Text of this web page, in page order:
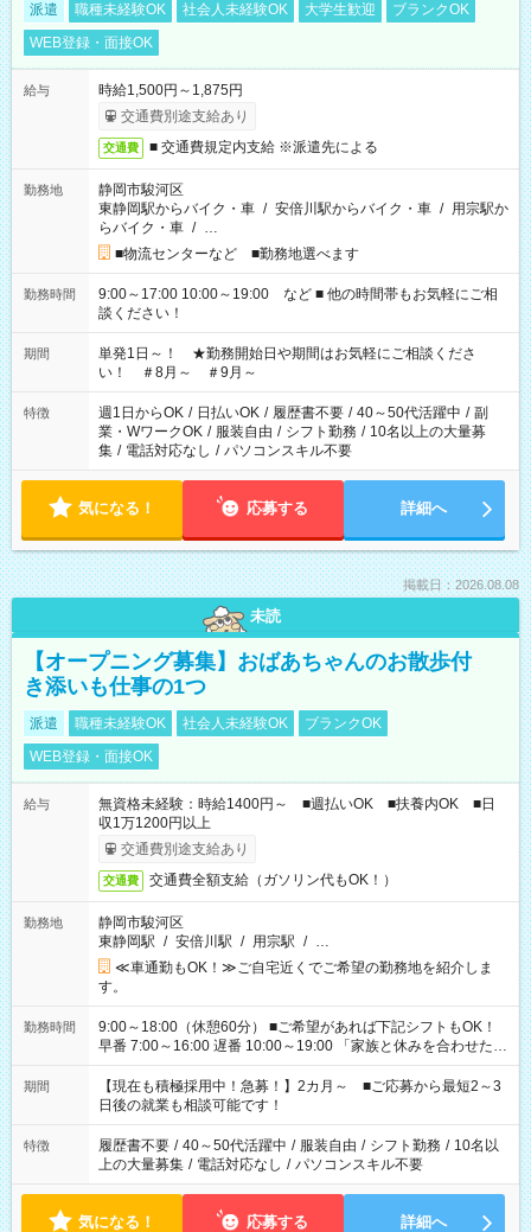
派遣 職種未経験OK 社会人未経験OK 大学生歓迎
ブランクOK
WEB登録・面接OK
給与
時給1,500円～1,875円
交通費別途支給あり
交通費 ■ 交通費規定内支給 ※派遣先による
勤務地
静岡市駿河区
東静岡駅からバイク・車 / 安倍川駅からバイク・車 / 用宗駅か
らバイク・車 / …
■物流センターなど ■勤務地選べます
勤務時間
9:00～17:00 10:00～19:00 など ■ 他の時間帯もお気軽にご相
談ください！
期間
単発1日～！ ★勤務開始日や期間はお気軽にご相談くださ
い！ ＃8月～ ＃9月～
特徴 週1日からOK / 日払いOK / 履歴書不要 / 40～50代活躍中 / 副
業・WワークOK / 服装自由 / シフト勤務 / 10名以上の大量募
集 / 電話対応なし / パソコンスキル不要
気になる！ 応募する 詳細へ
掲載日：2026.08.08
未読
【オープニング募集】おばあちゃんのお散歩付
き添いも仕事の1つ
派遣 職種未経験OK 社会人未経験OK
ブランクOK
WEB登録・面接OK
給与
無資格未経験：時給1400円～ ■週払いOK ■扶養内OK ■日
収1万1200円以上
交通費別途支給あり
交通費 交通費全額支給（ガソリン代もOK！）
勤務地
静岡市駿河区
東静岡駅 / 安倍川駅 / 用宗駅 / …
≪車通勤もOK！≫ご自宅近くでご希望の勤務地を紹介しま
す。
勤務時間
9:00～18:00（休憩60分） ■ご希望があれば下記シフトもOK！
早番 7:00～16:00 遅番 10:00～19:00 「家族と休みを合わせた
い」 「余裕を持って夕飯の準備がしたい」 「できれば残業はし
たくない」 など、ご希望を教えてくださいね。 ※Wワーク希望
の方へ 今ご覧のお仕事で希望する勤務時間と、もう1つのお仕事
の勤務時間。 合計で週40時間を超える場合は応募できません。
期間
【現在も積極採用中！急募！】2カ月～ ■ご応募から最短2～3
日後の就業も相談可能です！
特徴 履歴書不要 / 40～50代活躍中 / 服装自由 / シフト勤務 / 10名以
上の大量募集 / 電話対応なし / パソコンスキル不要
気になる！ 応募する 詳細へ